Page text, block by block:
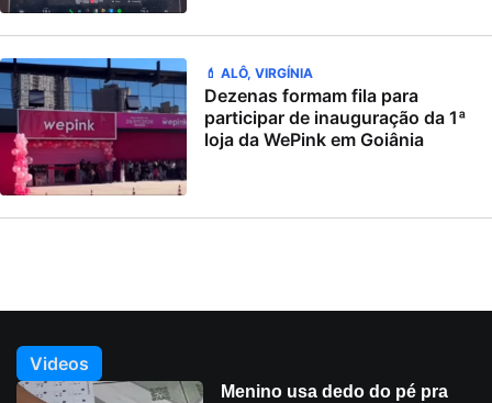
💄 ALÔ, VIRGÍNIA
Dezenas formam fila para
participar de inauguração da 1ª
loja da WePink em Goiânia
Videos
Menino usa dedo do pé pra